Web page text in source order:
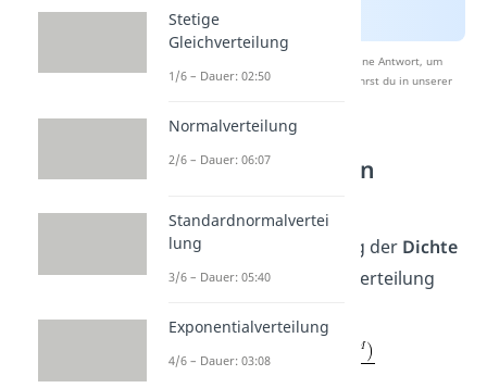
Nach Beantwortung speichern wir deine Antwort, um
Studyflix zu verbessern. Mehr dazu erfährst du in unserer
Hypergeometrischen
Die Formel zur Berechnung der Dichte
der hypergeometrischen Verteilung
Stetige
Gleichverteilung
1/6 – Dauer: 02:50
Normalverteilung
2/6 – Dauer: 06:07
Standardnormalvertei
lung
3/6 – Dauer: 05:40
Exponentialverteilung
4/6 – Dauer: 03:08